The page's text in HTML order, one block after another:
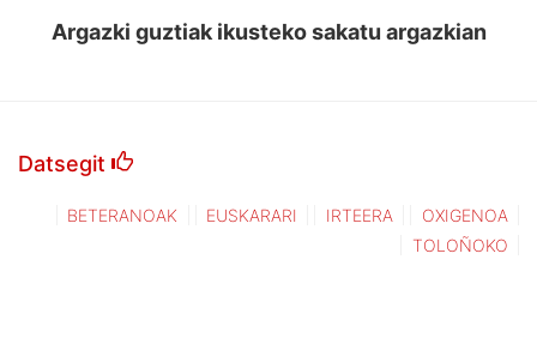
Argazki guztiak ikusteko sakatu argazkian
Datsegit
BETERANOAK EUSKARARI IRTEERA
OXIGENOA
TOLOÑOKO